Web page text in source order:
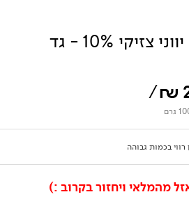
צזיקי 10% - גד
₪
/
רווי בכמות גבוהה
מהמלאי ויחזור בקרוב :)